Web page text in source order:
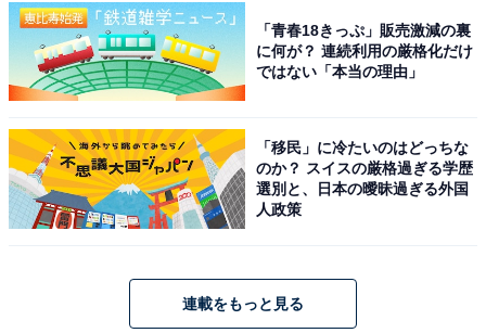
福岡県の市で「治安がいい」と思う市ランキン
グ！ 2位「糸島市」を抑えた1位は？ 【2025年
調査】
1 2
「青春18きっぷ」販売激減の裏
に何が？ 連続利用の厳格化だけ
ではない「本当の理由」
「移民」に冷たいのはどっちな
のか？ スイスの厳格過ぎる学歴
選別と、日本の曖昧過ぎる外国
人政策
連載をもっと見る